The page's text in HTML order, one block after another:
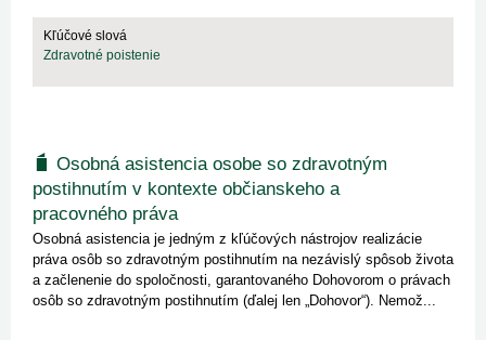
Kľúčové slová
Zdravotné poistenie
Osobná asistencia osobe so zdravotným
postihnutím v kontexte občianskeho a
pracovného práva
Osobná asistencia je jedným z kľúčových nástrojov realizácie
práva osôb so zdravotným postihnutím na nezávislý spôsob života
a začlenenie do spoločnosti, garantovaného Dohovorom o právach
osôb so zdravotným postihnutím (ďalej len „Dohovor“). Nemož...